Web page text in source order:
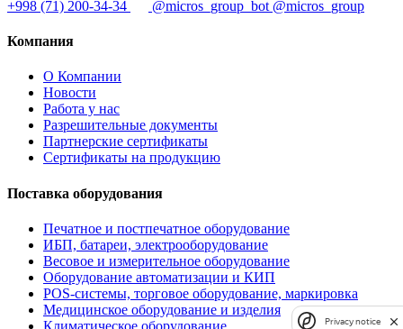
+998 (71) 200-34-34 @micros_group_bot @micros_group
Компания
О Компании
Новости
Работа у нас
Разрешительные документы
Партнерские сертификаты
Сертификаты на продукцию
Поставка оборудования
Печатное и постпечатное оборудование
ИБП, батареи, электрооборудование
Весовое и измерительное оборудование
Оборудование автоматизации и КИП
POS-системы, торговое оборудование, маркировка
Медицинское оборудование и изделия
Климатическое оборудование
Privacy notice